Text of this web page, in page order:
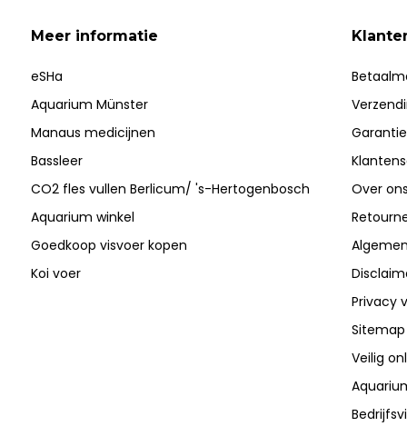
Meer informatie
eSHa
Aquarium Münster
Manaus medicijnen
Bassleer
CO2 fles vullen Berlicum/ 's-Hertogenbosch
Aquarium winkel
Goedkoop visvoer kopen
Koi voer
Over ons
Privacy
Sitemap
Veilig